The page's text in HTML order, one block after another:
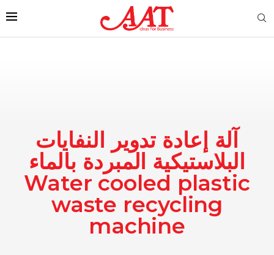
آلة إعادة تدوير النفايات
البلاستيكية المبردة بالماء
Water cooled plastic
waste recycling
machine